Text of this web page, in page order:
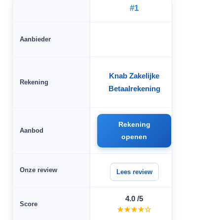
#1
Aanbieder
Rekening
Knab Zakelijke
Betaalrekening
Aanbod
Rekening
openen
Onze review Lees review
Score
4.0 /5
★★★★☆